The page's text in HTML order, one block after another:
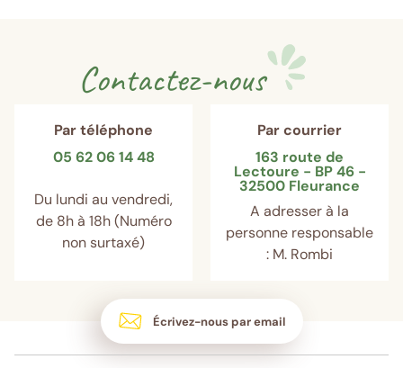
Contactez-nous
Par téléphone
05 62 06 14 48
Du lundi au vendredi,
de 8h à 18h (Numéro
non surtaxé)
Par courrier
163 route de
Lectoure - BP 46 -
32500 Fleurance
A adresser à la
personne responsable
: M. Rombi
Écrivez-nous par email